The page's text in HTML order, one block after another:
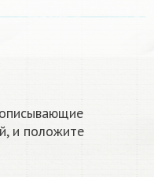
и положите